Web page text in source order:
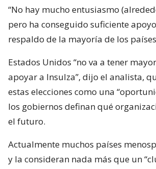
“No hay mucho entusiasmo
pero ha conseguido suficiente
respaldo de la mayoría de los
Estados Unidos “no va a tener
apoyar a Insulza”, dijo el analista,
estas elecciones como una
los gobiernos definan qué
el futuro.
Actualmente muchos países
y la consideran nada más que un